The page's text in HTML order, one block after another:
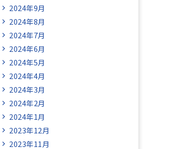
2024年9月
2024年8月
2024年7月
2024年6月
2024年5月
2024年4月
2024年3月
2024年2月
2024年1月
2023年12月
2023年11月